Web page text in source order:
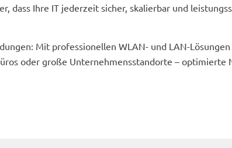
dass Ihre IT jederzeit sicher, skalierbar und
Mit professionellen WLAN- und LAN-
oder große Unternehmensstandorte –